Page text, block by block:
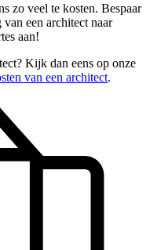
zo veel te kosten. Bespaar
een architect naar
aan!
Kijk dan eens op onze
van een architect.